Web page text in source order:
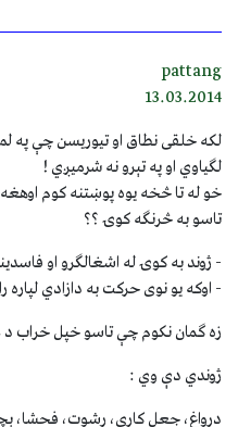
pattang
13.03.2014
لکه خلقی نطاق او تيوريسن چې په
لګياوي او په تېرو نه شرميږي !
خو له تا څخه يوه پوښتنه کوم
تاسو به څرنګه کوۍ ؟؟
- ژوند به کوۍ له اشغالګرو او
- اوکه يو نوی حرکت به دازادي
زه ګمان نکوم چې تاسو خپل خراب د
ژوندي دې وي :
درواغ، جعل کاري، رشوت، فحشا،